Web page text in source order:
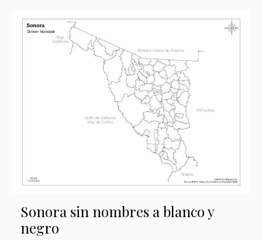
Sonora sin nombres a blanco y
negro